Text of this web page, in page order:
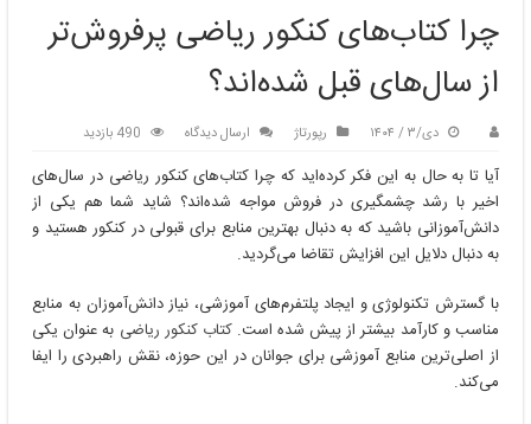
چرا کتاب‌های کنکور ریاضی پرفروش‌تر
از سال‌های قبل شده‌اند؟
دی/۳ / ۱۴۰۴ رپورتاژ ارسال دیدگاه 490 بازدید
آیا تا به حال به این فکر کرده‌اید که چرا کتاب‌های کنکور ریاضی در سال‌های
اخیر با رشد چشمگیری در فروش مواجه شده‌اند؟ شاید شما هم یکی از
دانش‌آموزانی باشید که به دنبال بهترین منابع برای قبولی در کنکور هستید و
به دنبال دلایل این افزایش تقاضا می‌گردید.
با گسترش تکنولوژی و ایجاد پلتفرم‌های آموزشی، نیاز دانش‌آموزان به منابع
مناسب و کارآمد بیشتر از پیش شده است.کتاب کنکور ریاضی به عنوان یکی
از اصلی‌ترین منابع آموزشی برای جوانان در این حوزه، نقش راهبردی را ایفا
می‌کند.